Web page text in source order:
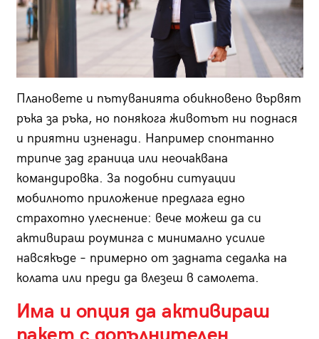
Плановете и пътуванията обикновено вървят
ръка за ръка, но понякога животът ни поднася
и приятни изненади. Например спонтанно
трипче зад граница или не­очаквана
командировка. За подобни ситуации
мобилното приложение предлага едно
страхотно улеснение: вече можеш да си
активираш роуминга с минимално усилие
навсякъде – примерно от задната седалка на
колата или преди да влезеш в самолета.
Има и опция да активираш